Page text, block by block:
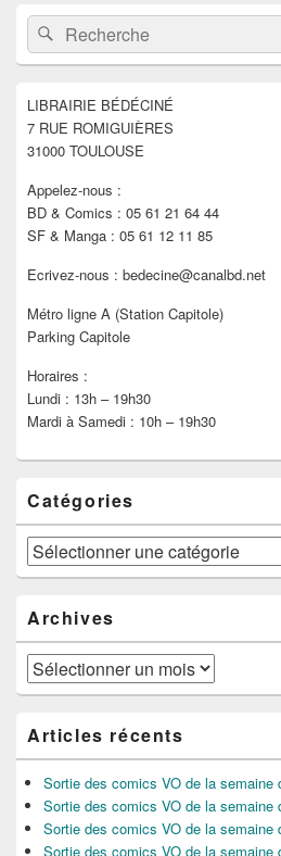
Zone
principale
de
widget
barre
latérale
Recherche :Rechercher
LIBRAIRIE BÉDÉCINÉ
7 RUE ROMIGUIÈRES
31000 TOULOUSE
Appelez-nous :
BD & Comics : 05 61 21 64 44
SF & Manga : 05 61 12 11 85
Ecrivez-nous : bedecine@canalbd.net
Métro ligne A (Station Capitole)
Parking Capitole
Horaires :
Lundi : 13h – 19h30
Mardi à Samedi : 10h – 19h30
Catégories
Catégories
Archives
Archives
Articles récents
Sortie des comics VO de la semaine
Sortie des comics VO de la semaine
Sortie des comics VO de la semaine
Sortie des comics VO de la semaine